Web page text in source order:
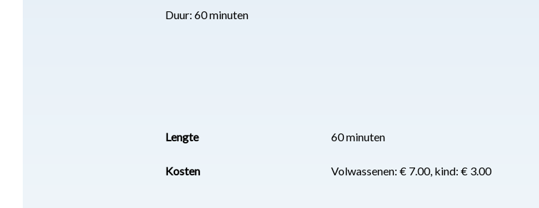
Duur: 60 minuten
Lengte 60 minuten
Kosten Volwassenen: € 7.00, kind: € 3.00